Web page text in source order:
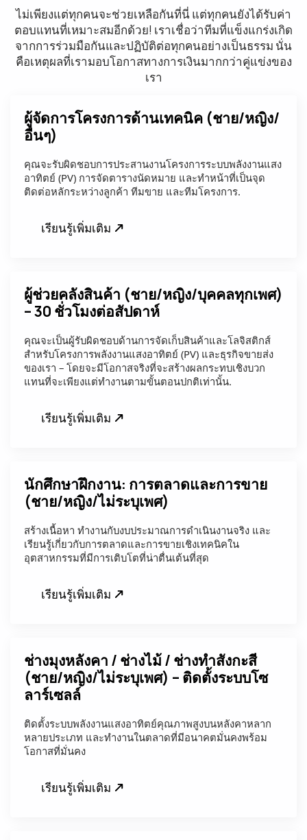
ไม่เพียงแต่ทุกคนจะช่วยเหลือกันที่นี่ แต่ทุกคนยังได้รับค่า
ตอบแทนที่เหมาะสมอีกด้วย! เราเชื่อว่าทีมที่แข็งแกร่งเกิด
จากการร่วมมือกันและปฏิบัติต่อทุกคนอย่างเป็นธรรม นั่น
คือเหตุผลที่เรามอบโอกาสทางการเงินมากกว่าคู่แข่งของ
เรา
ผู้จัดการโครงการด้านเทคนิค (ชาย/หญิง/
อื่นๆ)
คุณจะรับผิดชอบการประสานงานโครงการระบบพลังงานแสง
อาทิตย์ (PV) การจัดตารางนัดหมาย และทำหน้าที่เป็นจุด
ติดต่อหลักระหว่างลูกค้า ทีมขาย และทีมโครงการ.
เรียนรู้เพิ่มเติม
ผู้ช่วยคลังสินค้า (ชาย/หญิง/บุคคลทุกเพศ)
– 30 ชั่วโมงต่อสัปดาห์
คุณจะเป็นผู้รับผิดชอบด้านการจัดเก็บสินค้าและโลจิสติกส์
สำหรับโครงการพลังงานแสงอาทิตย์ (PV) และธุรกิจขายส่ง
ของเรา – โดยจะมีโอกาสจริงที่จะสร้างผลกระทบเชิงบวก
แทนที่จะเพียงแต่ทำงานตามขั้นตอนปกติเท่านั้น.
เรียนรู้เพิ่มเติม
นักศึกษาฝึกงาน: การตลาดและการขาย
(ชาย/หญิง/ไม่ระบุเพศ)
สร้างเนื้อหา ทำงานกับงบประมาณการดำเนินงานจริง และ
เรียนรู้เกี่ยวกับการตลาดและการขายเชิงเทคนิคใน
อุตสาหกรรมที่มีการเติบโตที่น่าตื่นเต้นที่สุด
เรียนรู้เพิ่มเติม
ช่างมุงหลังคา / ช่างไม้ / ช่างทำสังกะสี
(ชาย/หญิง/ไม่ระบุเพศ) – ติดตั้งระบบโซ
ลาร์เซลล์
ติดตั้งระบบพลังงานแสงอาทิตย์คุณภาพสูงบนหลังคาหลาก
หลายประเภท และทำงานในตลาดที่มีอนาคตมั่นคงพร้อม
โอกาสที่มั่นคง
เรียนรู้เพิ่มเติม